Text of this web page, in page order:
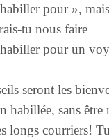
pour »,
tu nous faire
pour un
seront les
habillée, sans être
longs courriers!